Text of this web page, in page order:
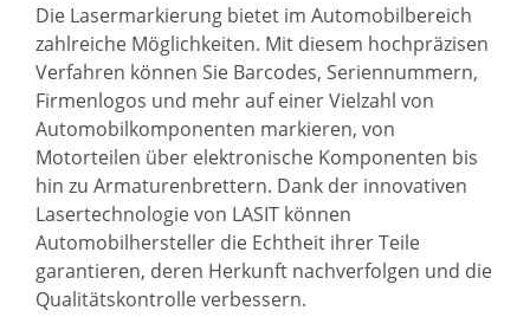
Die Lasermarkierung bietet im Automobilbereich
zahlreiche Möglichkeiten. Mit diesem hochpräzisen
Verfahren können Sie Barcodes, Seriennummern,
Firmenlogos und mehr auf einer Vielzahl von
Automobilkomponenten markieren, von
Motorteilen über elektronische Komponenten bis
hin zu Armaturenbrettern. Dank der innovativen
Lasertechnologie von LASIT können
Automobilhersteller die Echtheit ihrer Teile
garantieren, deren Herkunft nachverfolgen und die
Qualitätskontrolle verbessern.